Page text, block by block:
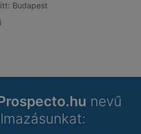
Budapest
nevű